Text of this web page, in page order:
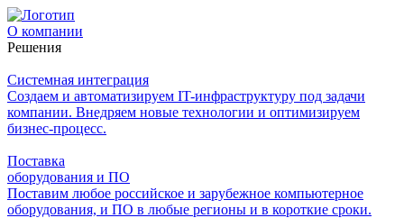
О компании
Решения
Системная интеграция
Создаем и автоматизируем IT-инфраструктуру под задачи
компании. Внедряем новые технологии и оптимизируем
бизнес-процесс.
Поставка
оборудования и ПО
Поставим любое российское и зарубежное компьютерное
оборудования, и ПО в любые регионы и в короткие сроки.